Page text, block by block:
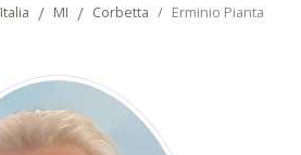
Italia MI Corbetta Erminio Pianta